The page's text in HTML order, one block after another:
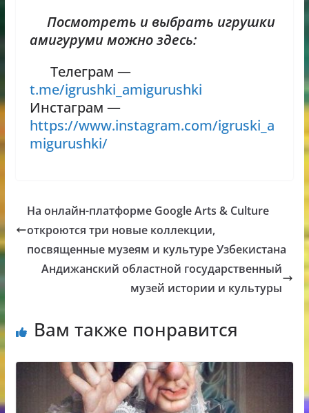
Посмотреть и выбрать игрушки
амигуруми можно здесь:
Телеграм —
t.me/igrushki_amigurushki
Инстаграм —
https://www.instagram.com/igruski_a
migurushki/
На онлайн-платформе Google Arts & Culture
откроются три новые коллекции,
посвященные музеям и культуре Узбекистана
Андижанский областной государственный
музей истории и культуры
Вам также понравится